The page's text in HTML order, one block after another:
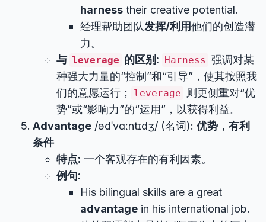
harness their creative potential.
经理帮助团队发挥/利用他们的创造潜
力。
与 leverage 的区别: Harness 强调对某
种强大力量的“控制”和“引导”，使其按照我
们的意愿运行；
leverage
则更侧重对“优
势”或“影响力”的“运用”，以获得利益。
Advantage /ədˈvɑːntɪdʒ/ (名词): 优势，有利
条件
特点: 一个客观存在的有利因素。
例句:
His bilingual skills are a great
advantage in his international job.